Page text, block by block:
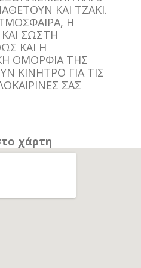
ΚΑΙ ΤΖΑΚΙ.
Η
ΣΩΣΤΗ
ΚΑΙ Η
ΟΜΟΡΦΙΑ ΤΗΣ
ΚΙΝΗΤΡΟ ΓΙΑ ΤΙΣ
ΣΑΣ
χάρτη